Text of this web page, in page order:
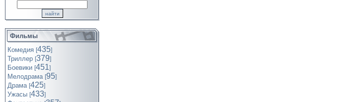
Фильмы
Комедия [435]
Триллер [379]
Боевики [451]
Мелодрама [95]
Драма [425]
Ужасы [433]